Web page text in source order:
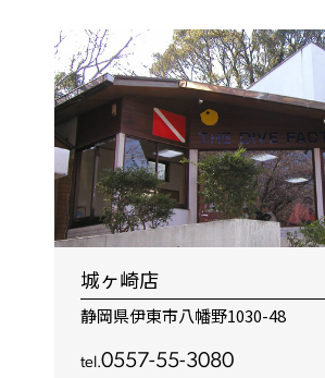
城ヶ崎店
静岡県伊東市八幡野1030-48
tel.0557-55-3080